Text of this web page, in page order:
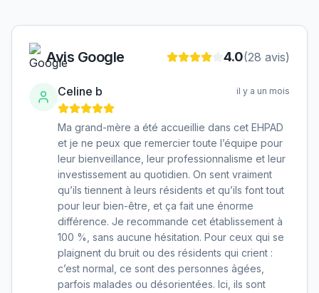
Avis Google 4.0(28 avis)
Celine b il y a un mois
Ma grand-mère a été accueillie dans cet EHPAD
et je ne peux que remercier toute l’équipe pour
leur bienveillance, leur professionnalisme et leur
investissement au quotidien. On sent vraiment
qu’ils tiennent à leurs résidents et qu’ils font tout
pour leur bien-être, et ça fait une énorme
différence. Je recommande cet établissement à
100 %, sans aucune hésitation. Pour ceux qui se
plaignent du bruit ou des résidents qui crient :
c’est normal, ce sont des personnes âgées,
parfois malades ou désorientées. Ici, ils sont